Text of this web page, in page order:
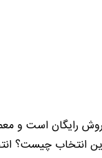
رایگان است و
انتخاب چیست؟